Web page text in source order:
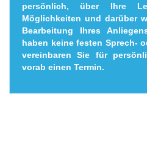
persönlich, über Ihre
Möglichkeiten und darüber
Bearbeitung Ihres
haben keine festen Sprech-
vereinbaren Sie für
vorab einen Termin.